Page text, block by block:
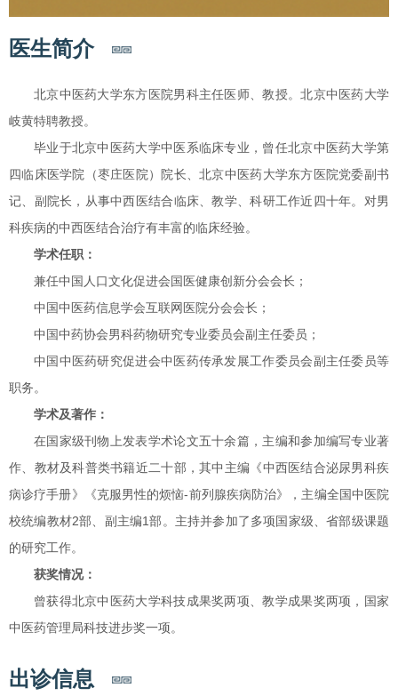
医生简介
北京中医药大学东方医院男科主任医师、教授。北京中医药大学
岐黄特聘教授。
毕业于北京中医药大学中医系临床专业，曾任北京中医药大学第
四临床医学院（枣庄医院）院长、北京中医药大学东方医院党委副书
记、副院长，从事中西医结合临床、教学、科研工作近四十年。对男
科疾病的中西医结合治疗有丰富的临床经验。
学术任职：
兼任中国人口文化促进会国医健康创新分会会长；
中国中医药信息学会互联网医院分会会长；
中国中药协会男科药物研究专业委员会副主任委员；
中国中医药研究促进会中医药传承发展工作委员会副主任委员等
职务。
学术及著作：
在国家级刊物上发表学术论文五十余篇，主编和参加编写专业著
作、教材及科普类书籍近二十部，其中主编《中西医结合泌尿男科疾
病诊疗手册》《克服男性的烦恼-前列腺疾病防治》，主编全国中医院
校统编教材2部、副主编1部。主持并参加了多项国家级、省部级课题
的研究工作。
获奖情况：
曾获得北京中医药大学科技成果奖两项、教学成果奖两项，国家
中医药管理局科技进步奖一项。
出诊信息